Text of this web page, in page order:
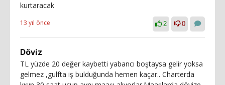
kurtaracak
13 yıl önce 2 0
Döviz
TL yüzde 20 değer kaybetti yabancı boştaysa gelir yoksa
gelmez ,gulfta iş bulduğunda hemen kaçar.. Charterda